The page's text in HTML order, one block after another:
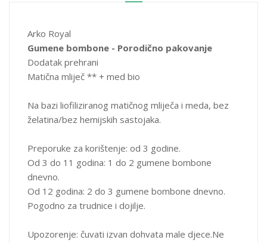
Liofilizirana ** matična mliječ
med-želatin: pektin- liofilizirana organska matična mliječ-
zakiseljavač: limunska kiselina- prirodna aroma narandže-
karnauba vosak-pšenični škrob.
Šećerna trska *
Zaslađivač
Glukoza sirup *
voda
rastvarač
Arko Royal
Gumene bombone - Porodično pakovanje
Dodatak prehrani
Matična mliječ ** + med bio
Na bazi liofiliziranog matičnog mliječa i meda, bez
želatina/bez hemijskih sastojaka.
Preporuke za korištenje: od 3 godine.
Od 3 do 11 godina: 1 do 2 gumene bombone
dnevno.
Od 12 godina: 2 do 3 gumene bombone dnevno.
Pogodno za trudnice i dojilje.
Upozorenje: čuvati izvan dohvata male djece.Ne